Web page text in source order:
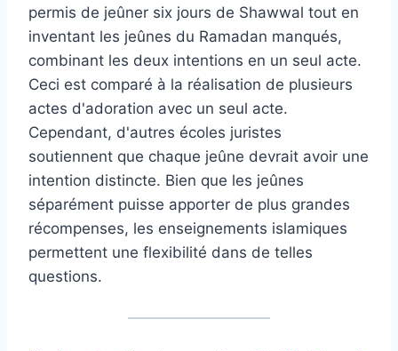
permis de jeûner six jours de Shawwal tout en
inventant les jeûnes du Ramadan manqués,
combinant les deux intentions en un seul acte.
Ceci est comparé à la réalisation de plusieurs
actes d'adoration avec un seul acte.
Cependant, d'autres écoles juristes
soutiennent que chaque jeûne devrait avoir une
intention distincte. Bien que les jeûnes
séparément puisse apporter de plus grandes
récompenses, les enseignements islamiques
permettent une flexibilité dans de telles
questions.